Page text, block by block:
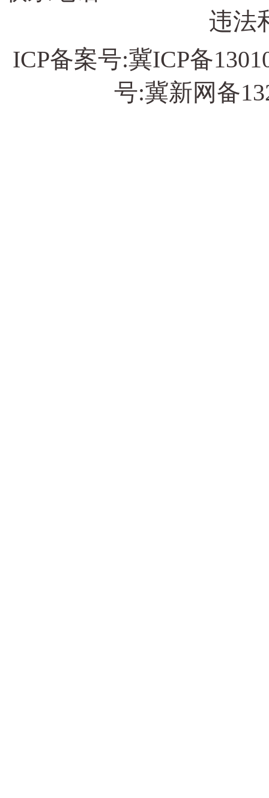
违法
ICP备案号:冀ICP备
号:冀新网备